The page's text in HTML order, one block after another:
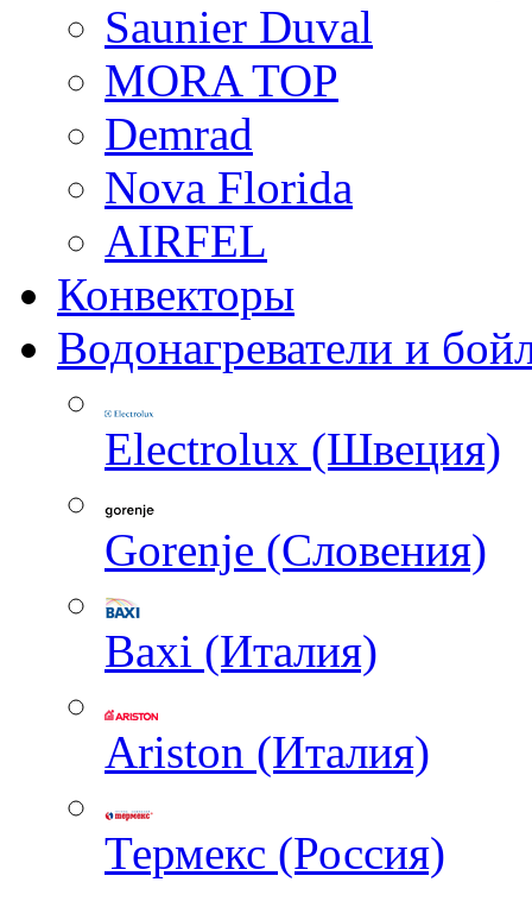
Saunier Duval
MORA TOP
Demrad
Nova Florida
AIRFEL
Конвекторы
Водонагреватели и
Electrolux (Швеция)
Gorenje (Словения)
Baxi (Италия)
Ariston (Италия)
Термекс (Россия)